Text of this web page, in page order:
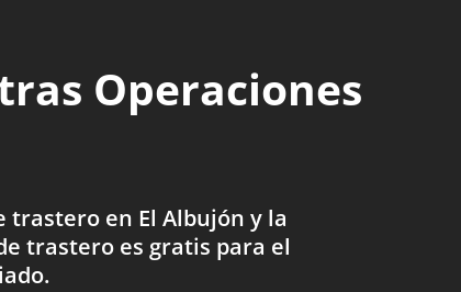
Operaciones
trastero en El Albujón y la
trastero es gratis para el